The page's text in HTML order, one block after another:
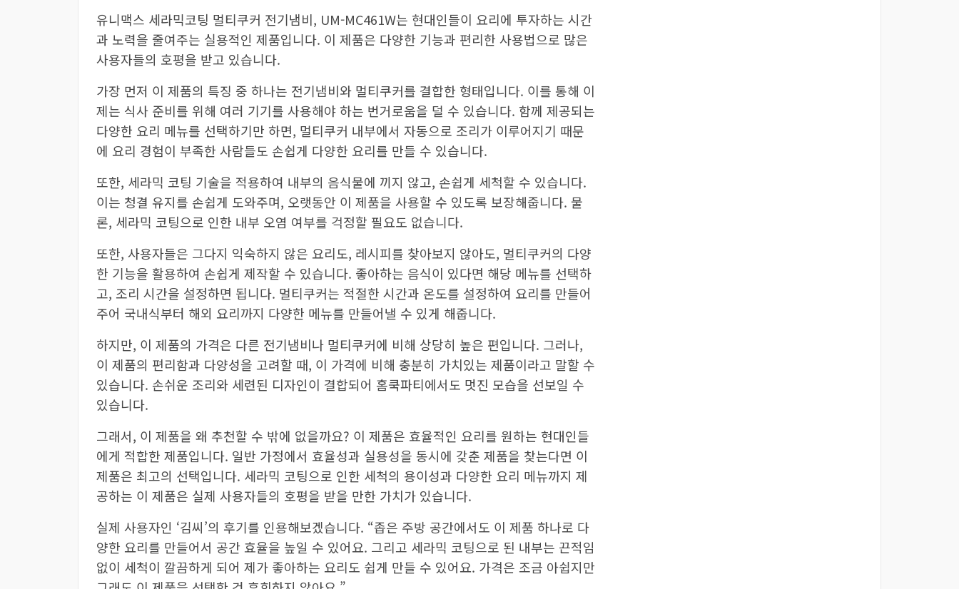
유니맥스 세라믹코팅 멀티쿠커 전기냄비, UM-MC461W는 현대인들이 요리에 투자하는 시간
과 노력을 줄여주는 실용적인 제품입니다. 이 제품은 다양한 기능과 편리한 사용법으로 많은
사용자들의 호평을 받고 있습니다.
가장 먼저 이 제품의 특징 중 하나는 전기냄비와 멀티쿠커를 결합한 형태입니다. 이를 통해 이
제는 식사 준비를 위해 여러 기기를 사용해야 하는 번거로움을 덜 수 있습니다. 함께 제공되는
다양한 요리 메뉴를 선택하기만 하면, 멀티쿠커 내부에서 자동으로 조리가 이루어지기 때문
에 요리 경험이 부족한 사람들도 손쉽게 다양한 요리를 만들 수 있습니다.
또한, 세라믹 코팅 기술을 적용하여 내부의 음식물에 끼지 않고, 손쉽게 세척할 수 있습니다.
이는 청결 유지를 손쉽게 도와주며, 오랫동안 이 제품을 사용할 수 있도록 보장해줍니다. 물
론, 세라믹 코팅으로 인한 내부 오염 여부를 걱정할 필요도 없습니다.
또한, 사용자들은 그다지 익숙하지 않은 요리도, 레시피를 찾아보지 않아도, 멀티쿠커의 다양
한 기능을 활용하여 손쉽게 제작할 수 있습니다. 좋아하는 음식이 있다면 해당 메뉴를 선택하
고, 조리 시간을 설정하면 됩니다. 멀티쿠커는 적절한 시간과 온도를 설정하여 요리를 만들어
주어 국내식부터 해외 요리까지 다양한 메뉴를 만들어낼 수 있게 해줍니다.
하지만, 이 제품의 가격은 다른 전기냄비나 멀티쿠커에 비해 상당히 높은 편입니다. 그러나,
이 제품의 편리함과 다양성을 고려할 때, 이 가격에 비해 충분히 가치있는 제품이라고 말할 수
있습니다. 손쉬운 조리와 세련된 디자인이 결합되어 홈쿡파티에서도 멋진 모습을 선보일 수
있습니다.
그래서, 이 제품을 왜 추천할 수 밖에 없을까요? 이 제품은 효율적인 요리를 원하는 현대인들
에게 적합한 제품입니다. 일반 가정에서 효율성과 실용성을 동시에 갖춘 제품을 찾는다면 이
제품은 최고의 선택입니다. 세라믹 코팅으로 인한 세척의 용이성과 다양한 요리 메뉴까지 제
공하는 이 제품은 실제 사용자들의 호평을 받을 만한 가치가 있습니다.
실제 사용자인 ‘김씨’의 후기를 인용해보겠습니다. “좁은 주방 공간에서도 이 제품 하나로 다
양한 요리를 만들어서 공간 효율을 높일 수 있어요. 그리고 세라믹 코팅으로 된 내부는 끈적임
없이 세척이 깔끔하게 되어 제가 좋아하는 요리도 쉽게 만들 수 있어요. 가격은 조금 아쉽지만